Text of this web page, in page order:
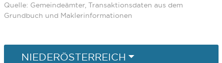
Quelle: Gemeindeämter, Transaktionsdaten aus dem
Grundbuch und Maklerinformationen
NIEDERÖSTERREICH